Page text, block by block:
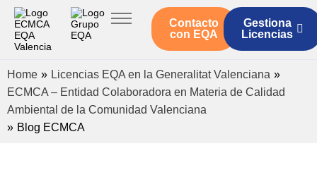
Inicio
Legislación
Quienes somos
Contacto
con EQA
Gestiona
Licencias
Home » Licencias EQA en la Generalitat Valenciana »
ECMCA – Entidad Colaboradora en Materia de Calidad
Ambiental de la Comunidad Valenciana
» Blog ECMCA